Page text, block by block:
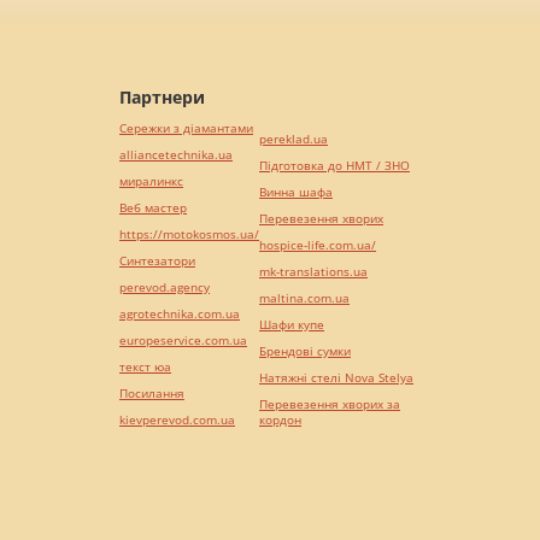
Партнери
Сережки з діамантами
alliancetechnika.ua
миралинкс
Веб мастер
https://motokosmos.ua/
Синтезатори
perevod.agency
agrotechnika.com.ua
europeservice.com.ua
текст юа
Посилання
kievperevod.com.ua
pereklad.ua
Підготовка до НМТ / ЗНО
Винна шафа
Перевезення хворих
hospice-life.com.ua/
mk-translations.ua
maltina.com.ua
Шафи купе
Брендові сумки
Натяжні стелі Nova Stelya
Перевезення хворих за
кордон